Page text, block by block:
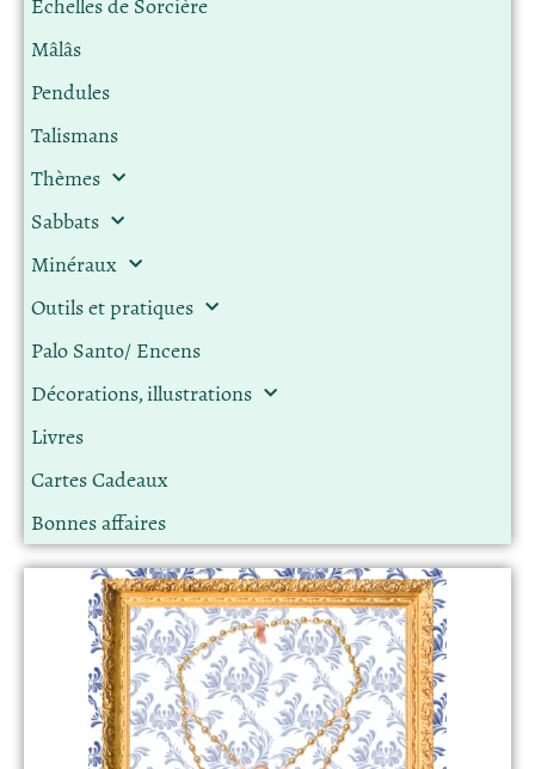
Mâlâs
Pendules
Talismans
Thèmes
Sabbats
Minéraux
Outils et pratiques
Palo Santo/ Encens
Décorations, illustrations
Livres
Cartes Cadeaux
Bonnes affaires